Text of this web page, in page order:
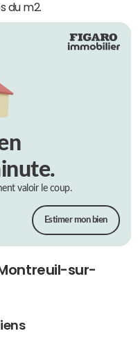
du m2.
valoir le coup.
Estimer mon bien
sur-